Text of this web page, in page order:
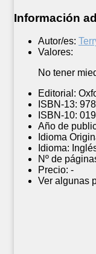
Información
Autor/es:
Valores:
No tener
Editorial:
ISBN-13:
ISBN-10:
Año de
Idioma
Idioma:
Nº de
Precio: -
Ver algunas